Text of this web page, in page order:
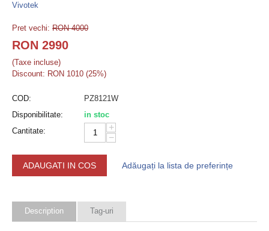
Vivotek
Pret vechi: RON4000
RON 2990
(Taxe incluse)
Discount: RON 1010 (25%)
COD:
PZ8121W
Disponibilitate:
in stoc
Cantitate:
+
−
ADAUGATI IN COS Adăugați la lista de preferințe
Description Tag-uri